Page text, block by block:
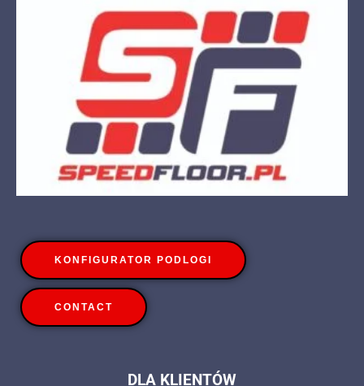
KONFIGURATOR PODLOGI
CONTACT
DLA KLIENTÓW